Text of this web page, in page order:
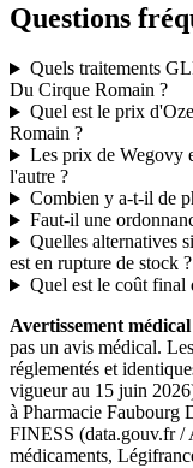
Questions
Quels traitements
Du Cirque Romain ?
Quel est le prix
Romain ?
Les prix de Wegovy
l'autre ?
Combien y a-t-il de
Faut-il une
Quelles alternatives
est en rupture de stock ?
Quel est le coût final
Avertissement
pas un avis médical.
réglementés et
vigueur au 15 juin
à Pharmacie Faubourg
FINESS (data.gouv.fr /
médicaments,